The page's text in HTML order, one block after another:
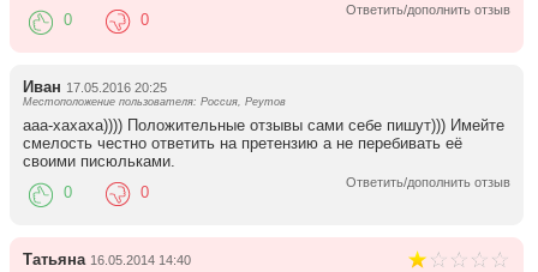
Ответить/дополнить отзыв
0 0
Иван 17.05.2016 20:25
Местоположение пользователя: Россия, Реутов
ааа-хахаха)))) Положительные отзывы сами себе пишут))) Имейте
смелость честно ответить на претензию а не перебивать её
своими писюльками.
Ответить/дополнить отзыв
0 0
Татьяна 16.05.2014 14:40